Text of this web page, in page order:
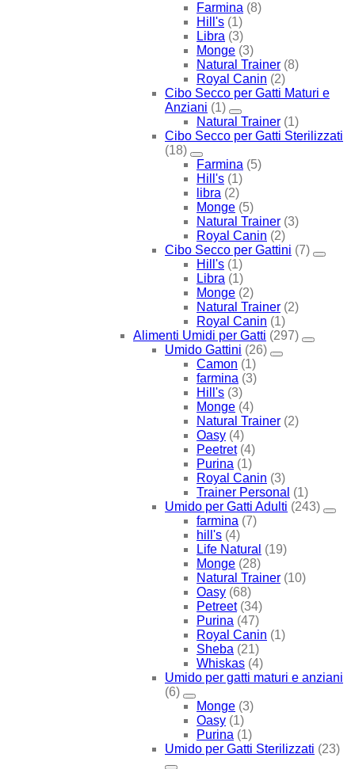
Farmina (8)
Hill's (1)
Libra (3)
Monge (3)
Natural Trainer (8)
Royal Canin (2)
Cibo Secco per Gatti Maturi e
Anziani (1)
Natural Trainer (1)
Cibo Secco per Gatti Sterilizzati
(18)
Farmina (5)
Hill's (1)
libra (2)
Monge (5)
Natural Trainer (3)
Royal Canin (2)
Cibo Secco per Gattini (7)
Hill's (1)
Libra (1)
Monge (2)
Natural Trainer (2)
Royal Canin (1)
Alimenti Umidi per Gatti (297)
Umido Gattini (26)
Camon (1)
farmina (3)
Hill's (3)
Monge (4)
Natural Trainer (2)
Oasy (4)
Peetret (4)
Purina (1)
Royal Canin (3)
Trainer Personal (1)
Umido per Gatti Adulti (243)
farmina (7)
hill's (4)
Life Natural (19)
Monge (28)
Natural Trainer (10)
Oasy (68)
Petreet (34)
Purina (47)
Royal Canin (1)
Sheba (21)
Whiskas (4)
Umido per gatti maturi e anziani
(6)
Monge (3)
Oasy (1)
Purina (1)
Umido per Gatti Sterilizzati (23)